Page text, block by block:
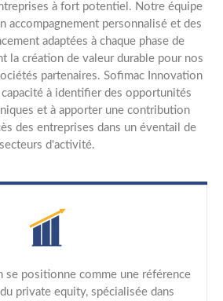
à fort potentiel. Notre équipe
accompagnement personnalisé et des
adaptées à chaque phase de
la création de valeur durable pour nos
partenaires. Sofimac Innovation
à identifier des opportunités
et à apporter une contribution
des entreprises dans un éventail de
secteurs d'activité.
se positionne comme une référence
private equity, spécialisée dans